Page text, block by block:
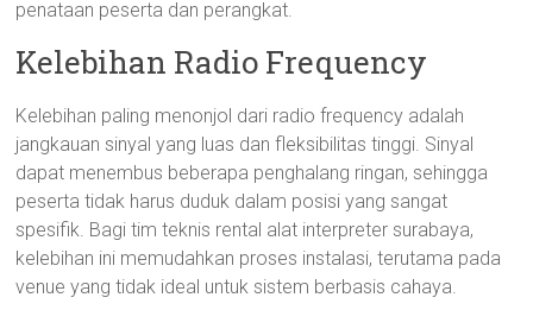
penataan peserta dan perangkat.
Kelebihan Radio Frequency
Kelebihan paling menonjol dari radio frequency adalah
jangkauan sinyal yang luas dan fleksibilitas tinggi. Sinyal
dapat menembus beberapa penghalang ringan, sehingga
peserta tidak harus duduk dalam posisi yang sangat
spesifik. Bagi tim teknis rental alat interpreter surabaya,
kelebihan ini memudahkan proses instalasi, terutama pada
venue yang tidak ideal untuk sistem berbasis cahaya.